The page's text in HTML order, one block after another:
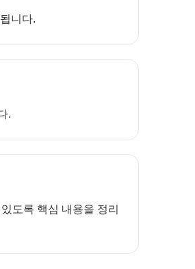
니다.
.
도록 핵심 내용을 정리